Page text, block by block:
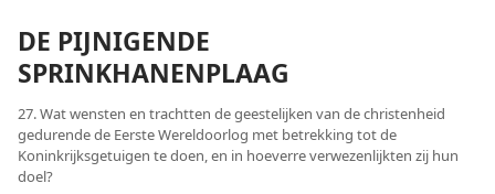
DE PIJNIGENDE
SPRINKHANENPLAAG
27. Wat wensten en trachtten de geestelijken van de christenheid
gedurende de Eerste Wereldoorlog met betrekking tot de
Koninkrijksgetuigen te doen, en in hoeverre verwezenlijkten zij hun
doel?